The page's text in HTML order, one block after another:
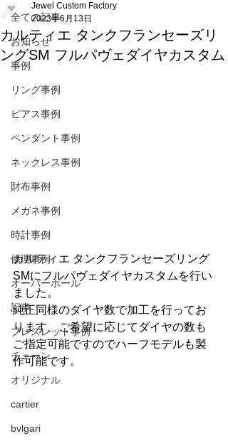
全ての記事
お知らせ
事例
リング事例
ピアス事例
ペンダント事例
ネックレス事例
財布事例
メガネ事例
時計事例
修理事例
オーバーホール
記事
ブレスレット事例
チェーン
オリジナル
cartier
bvlgari
カルティエ タンクフランセーズリ
ングSM フルパヴェダイヤカスタム
Jewel Custom Factory
2023年6月13日
カルティエ タンクフランセーズリング
SMにフルパヴェダイヤカスタムを行い
ました。
純正同様のダイヤ数で加工を行ってお
ります、ご希望に応じてダイヤの数も
ご指定可能ですのでハーフモデルも製
作可能です。